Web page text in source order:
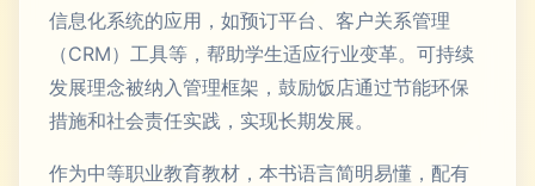
信息化系统的应用，如预订平台、客户关系管理
（CRM）工具等，帮助学生适应行业变革。可持续
发展理念被纳入管理框架，鼓励饭店通过节能环保
措施和社会责任实践，实现长期发展。
作为中等职业教育教材，本书语言简明易懂，配有